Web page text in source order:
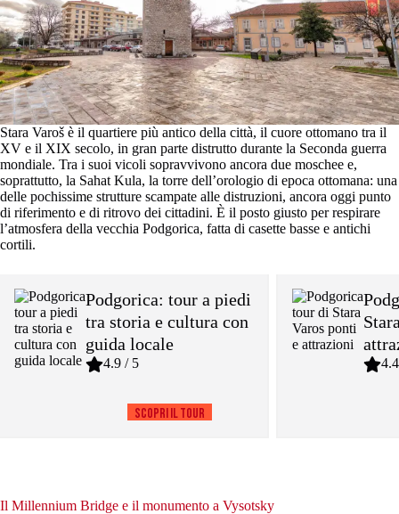
Stara Varoš è il quartiere più antico della città, il cuore ottomano tra il
XV e il XIX secolo, in gran parte distrutto durante la Seconda guerra
mondiale. Tra i suoi vicoli sopravvivono ancora due moschee e,
soprattutto, la Sahat Kula, la torre dell’orologio di epoca ottomana: una
delle pochissime strutture scampate alle distruzioni, ancora oggi punto
di riferimento e di ritrovo dei cittadini. È il posto giusto per respirare
l’atmosfera della vecchia Podgorica, fatta di casette basse e antichi
cortili.
Podgorica: tour a piedi
tra storia e cultura con
guida locale
4.9 / 5
Scopri il tour
Il Millennium Bridge e il monumento a Vysotsky